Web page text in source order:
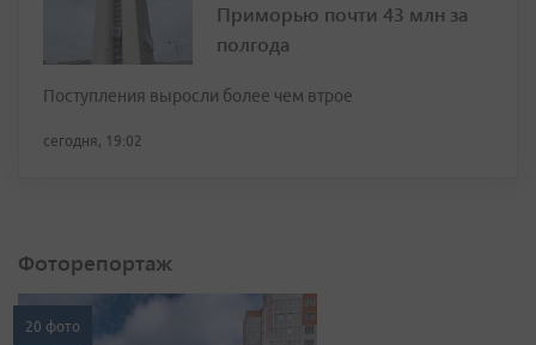
Приморью почти 43 млн за
полгода
Поступления выросли более чем втрое
сегодня, 19:02
Фоторепортаж
20 фото